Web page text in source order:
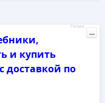
и купить
доставкой по
Реклама
...